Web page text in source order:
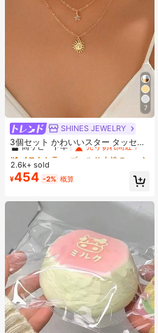
7
SHINES JEWELRY
3個セット かわいいスター タッセル
ネックレス、ミニマリストゴールド
太陽ペンダントネックレス、日常
着、バカンス、パーティー、デート
に適したファッションジュエリー、
ハンドメイド チェーン長さとビーズ
数はランダム
#1 ベストセラー
ゴールド 女性のチェーンネックレス
高リピート率
売り切れ間近！
#1 ベストセラー
ゴールド 女性のチェーンネックレス
高リピート率
#1 ベストセラー
ゴールド 女性のチェーンネックレス
高リピート率
#1 ベストセラー
売り切れ間近！
2.6k+ sold
¥454 -2% 概算